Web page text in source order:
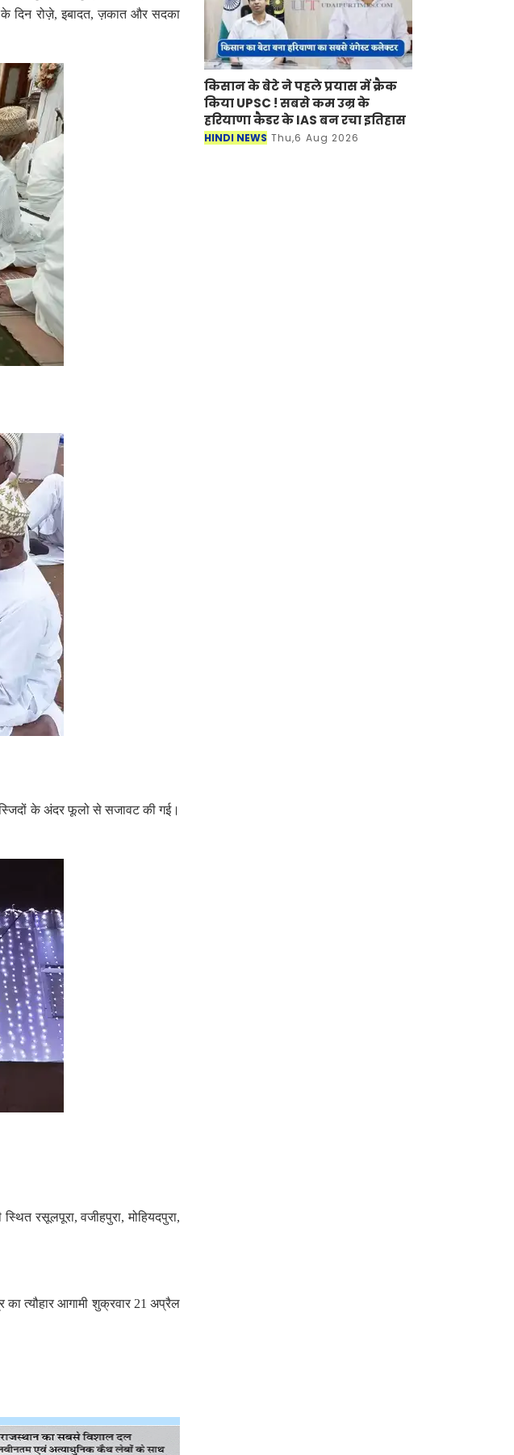
के दिन रोज़े, इबादत, ज़कात और सदका
के अंदर फूलो से सजावट की गई।
रसूलपूरा, वजीहपुरा, मोहियदपुरा,
का त्यौहार आगामी शुक्रवार 21 अप्रैल
किसान के बेटे ने पहले प्रयास में क्रैक
किया UPSC ! सबसे कम उम्र के
हरियाणा कैडर के IAS बन रचा इतिहास
HINDI NEWS Thu,6 Aug 2026